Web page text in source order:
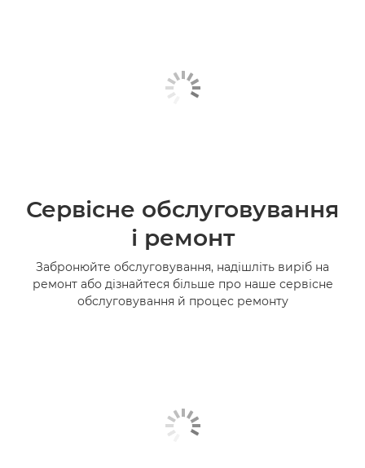
Сервісне обслуговування
і ремонт
Забронюйте обслуговування, надішліть виріб на
ремонт або дізнайтеся більше про наше сервісне
обслуговування й процес ремонту